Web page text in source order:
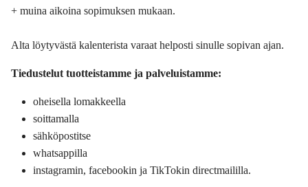
+ muina aikoina sopimuksen mukaan.
Alta löytyvästä kalenterista varaat helposti sinulle sopivan ajan.
Tiedustelut tuotteistamme ja palveluistamme:
oheisella lomakkeella
soittamalla
sähköpostitse
whatsappilla
instagramin, facebookin ja TikTokin directmaililla.